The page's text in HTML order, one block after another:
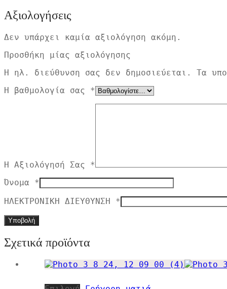
Αξιολογήσεις
Δεν υπάρχει καμία αξιολόγηση ακόμη.
Προσθήκη μίας αξιολόγησης
Η ηλ. διεύθυνση σας δεν δημοσιεύεται.
Τα
Η βαθμολογία σας *
Η Αξιολόγησή Σας *
Όνομα *
ΗΛΕΚΤΡΟΝΙΚΗ ΔΙΕΥΘΥΝΣΗ *
Σχετικά προϊόντα